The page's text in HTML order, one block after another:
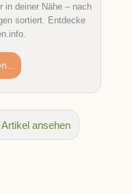
in deiner Nähe – nach
sortiert. Entdecke
ansehen